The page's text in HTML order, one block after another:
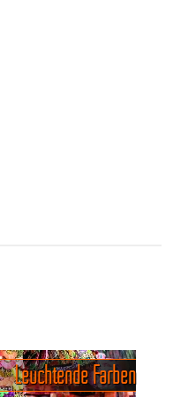
Leuchtende Farben